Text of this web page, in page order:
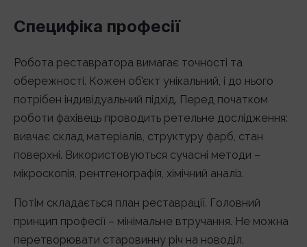
Специфіка професії
Робота реставратора вимагає точності та
обережності. Кожен об’єкт унікальний, і до нього
потрібен індивідуальний підхід. Перед початком
роботи фахівець проводить ретельне дослідження:
вивчає склад матеріалів, структуру фарб, стан
поверхні. Використовуються сучасні методи –
мікроскопія, рентгенографія, хімічний аналіз.
Потім складається план реставрації. Головний
принцип професії – мінімальне втручання. Не можна
перетворювати старовинну річ на новоділ.